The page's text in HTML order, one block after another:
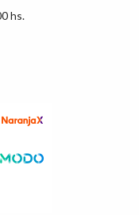
hs.